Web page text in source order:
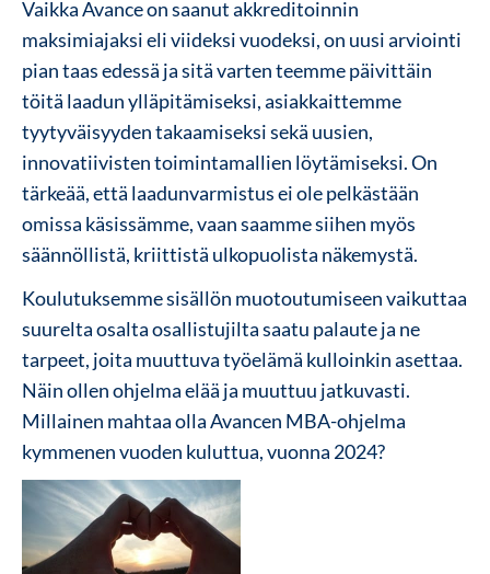
Vaikka Avance on saanut akkreditoinnin
maksimiajaksi eli viideksi vuodeksi, on uusi arviointi
pian taas edessä ja sitä varten teemme päivittäin
töitä laadun ylläpitämiseksi, asiakkaittemme
tyytyväisyyden takaamiseksi sekä uusien,
innovatiivisten toimintamallien löytämiseksi. On
tärkeää, että laadunvarmistus ei ole pelkästään
omissa käsissämme, vaan saamme siihen myös
säännöllistä, kriittistä ulkopuolista näkemystä.
Koulutuksemme sisällön muotoutumiseen vaikuttaa
suurelta osalta osallistujilta saatu palaute ja ne
tarpeet, joita muuttuva työelämä kulloinkin asettaa.
Näin ollen ohjelma elää ja muuttuu jatkuvasti.
Millainen mahtaa olla Avancen MBA-ohjelma
kymmenen vuoden kuluttua, vuonna 2024?